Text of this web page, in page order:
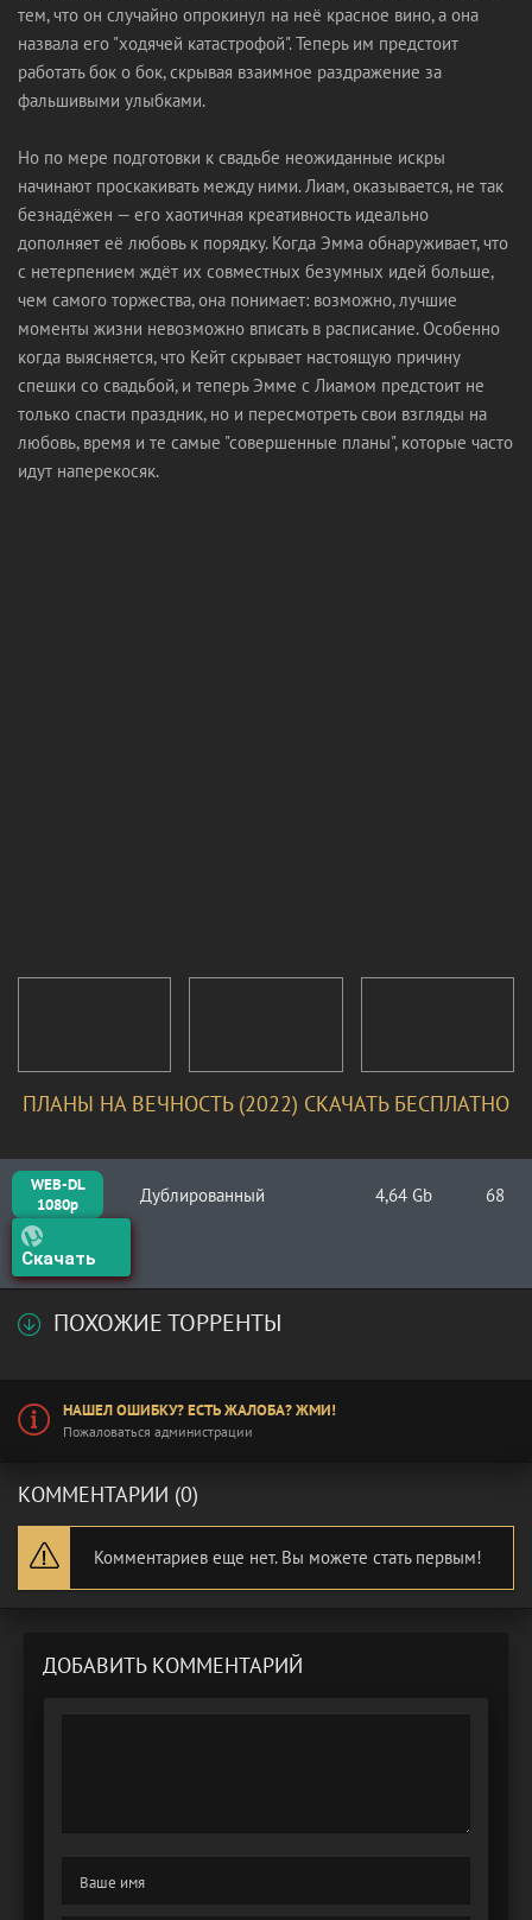
тем, что он случайно опрокинул на неё красное вино, а она
назвала его "ходячей катастрофой". Теперь им предстоит
работать бок о бок, скрывая взаимное раздражение за
фальшивыми улыбками.
Но по мере подготовки к свадьбе неожиданные искры
начинают проскакивать между ними. Лиам, оказывается, не так
безнадёжен — его хаотичная креативность идеально
дополняет её любовь к порядку. Когда Эмма обнаруживает, что
с нетерпением ждёт их совместных безумных идей больше,
чем самого торжества, она понимает: возможно, лучшие
моменты жизни невозможно вписать в расписание. Особенно
когда выясняется, что Кейт скрывает настоящую причину
спешки со свадьбой, и теперь Эмме с Лиамом предстоит не
только спасти праздник, но и пересмотреть свои взгляды на
любовь, время и те самые "совершенные планы", которые часто
идут наперекосяк.
ПЛАНЫ НА ВЕЧНОСТЬ (2022) СКАЧАТЬ БЕСПЛАТНО
WEB-DL
1080p
Дублированный 4,64 Gb 68
Скачать
ПОХОЖИЕ ТОРРЕНТЫ
НАШЕЛ ОШИБКУ? ЕСТЬ ЖАЛОБА? ЖМИ!
Пожаловаться администрации
КОММЕНТАРИИ (0)
Комментариев еще нет. Вы можете стать первым!
ДОБАВИТЬ КОММЕНТАРИЙ